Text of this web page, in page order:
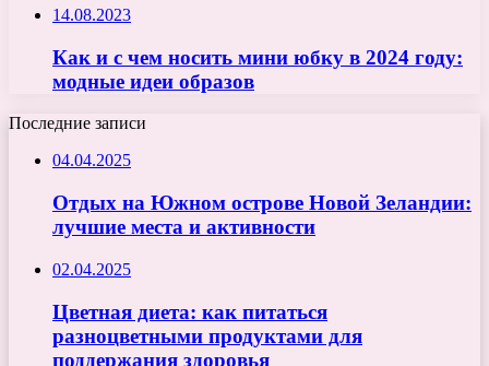
14.08.2023
Как и с чем носить мини юбку в 2024 году:
модные идеи образов
Последние записи
04.04.2025
Отдых на Южном острове Новой Зеландии:
лучшие места и активности
02.04.2025
Цветная диета: как питаться
разноцветными продуктами для
поддержания здоровья